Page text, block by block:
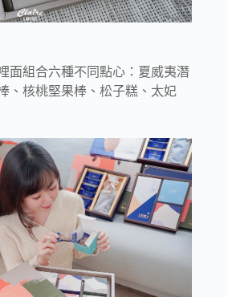
面組合六種不同點心：夏威夷潛
、核桃堅果棒、松子糕、太妃